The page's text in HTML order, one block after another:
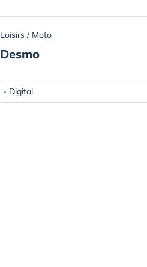
Loisirs / Moto
Desmo
- Digital